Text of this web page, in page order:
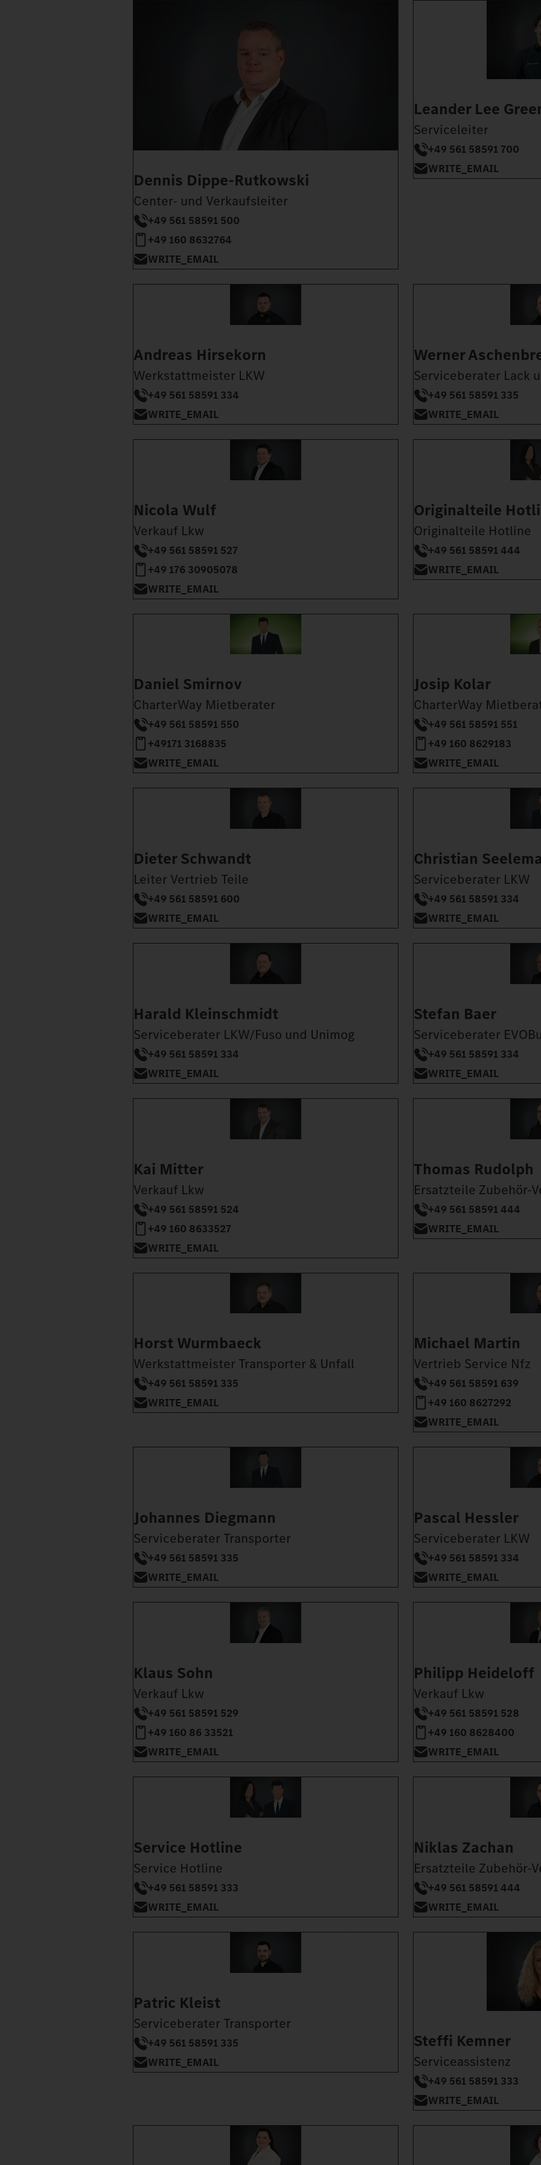
Dennis Dippe-Rutkowski
Center- und Verkaufsleiter
+49 561 58591 500
+49 160 8632764
WRITE_EMAIL
Leander Lee
Serviceleiter
+49 561 58591 700
WRITE_EMAIL
Andreas Hirsekorn
Werkstattmeister LKW
+49 561 58591 334
WRITE_EMAIL
Werner
Serviceberater Lack
+49 561 58591 335
WRITE_EMAIL
Nicola Wulf
Verkauf Lkw
+49 561 58591 527
+49 176 30905078
WRITE_EMAIL
Originalteile
Originalteile Hotline
+49 561 58591 444
WRITE_EMAIL
Daniel Smirnov
CharterWay Mietberater
+49 561 58591 550
+49171 3168835
WRITE_EMAIL
Josip Kolar
CharterWay
+49 561 58591 551
+49 160 8629183
WRITE_EMAIL
Dieter Schwandt
Leiter Vertrieb Teile
+49 561 58591 600
WRITE_EMAIL
Christian
Serviceberater LKW
+49 561 58591 334
WRITE_EMAIL
Harald Kleinschmidt
Serviceberater LKW/Fuso und Unimog
+49 561 58591 334
WRITE_EMAIL
Stefan Baer
Serviceberater
+49 561 58591 334
WRITE_EMAIL
Kai Mitter
Verkauf Lkw
+49 561 58591 524
+49 160 8633527
WRITE_EMAIL
Thomas Rudolph
Ersatzteile Zubehör-
+49 561 58591 444
WRITE_EMAIL
Horst Wurmbaeck
Werkstattmeister Transporter & Unfall
+49 561 58591 335
WRITE_EMAIL
Michael Martin
Vertrieb Service Nfz
+49 561 58591 639
+49 160 8627292
WRITE_EMAIL
Johannes Diegmann
Serviceberater Transporter
+49 561 58591 335
WRITE_EMAIL
Pascal Hessler
Serviceberater LKW
+49 561 58591 334
WRITE_EMAIL
Klaus Sohn
Verkauf Lkw
+49 561 58591 529
+49 160 86 33521
WRITE_EMAIL
Philipp Heideloff
Verkauf Lkw
+49 561 58591 528
+49 160 8628400
WRITE_EMAIL
Service Hotline
Service Hotline
+49 561 58591 333
WRITE_EMAIL
Niklas Zachan
Ersatzteile Zubehör-
+49 561 58591 444
WRITE_EMAIL
Patric Kleist
Serviceberater Transporter
+49 561 58591 335
WRITE_EMAIL
Steffi Kemner
Serviceassistenz
+49 561 58591 333
WRITE_EMAIL